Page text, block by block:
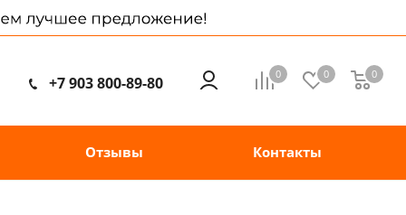
0 0 0
+7 903 800-89-80
Отзывы Контакты